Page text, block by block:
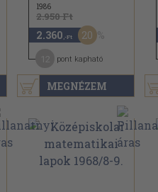
MEGNÉZEM
1986
2.950 Ft
2.360 ,-Ft 20
pont kapható